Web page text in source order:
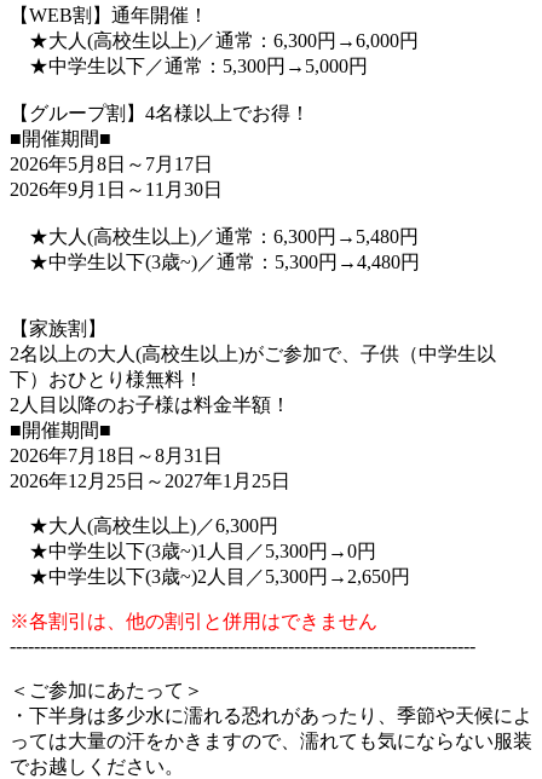
【WEB割】通年開催！
★大人(高校生以上)／通常：6,300円→6,000円
★中学生以下／通常：5,300円→5,000円
【グループ割】4名様以上でお得！
■開催期間■
2026年5月8日～7月17日
2026年9月1日～11月30日
★大人(高校生以上)／通常：6,300円→5,480円
★中学生以下(3歳~)／通常：5,300円→4,480円
【家族割】
2名以上の大人(高校生以上)がご参加で、子供（中学生以
下）おひとり様無料！
2人目以降のお子様は料金半額！
■開催期間■
2026年7月18日～8月31日
2026年12月25日～2027年1月25日
★大人(高校生以上)／6,300円
★中学生以下(3歳~)1人目／5,300円→0円
★中学生以下(3歳~)2人目／5,300円→2,650円
※各割引は、他の割引と併用はできません
-----------------------------------------------------------------------------
＜ご参加にあたって＞
・下半身は多少水に濡れる恐れがあったり、季節や天候によ
っては大量の汗をかきますので、濡れても気にならない服装
でお越しください。